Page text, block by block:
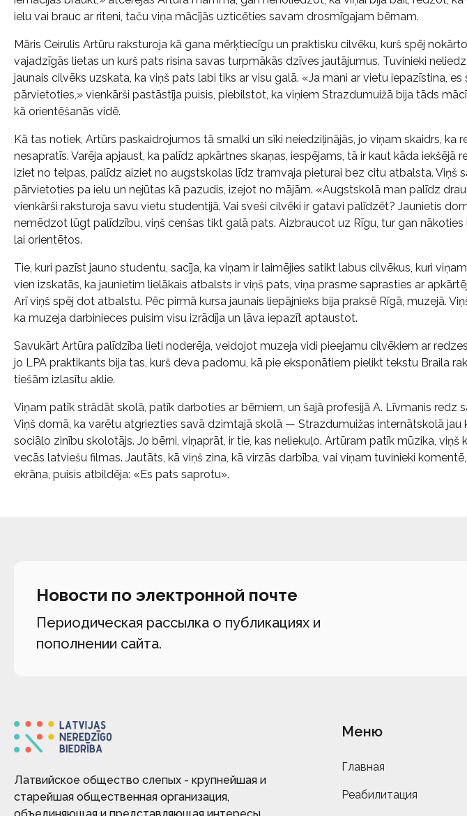
ielu vai brauc ar riteni, taču viņa mācījās uzticēties savam drosmīgajam bērnam.
Māris Ceirulis Artūru raksturoja kā gana mērķtiecīgu un praktisku cilvēku, kurš spēj
vajadzīgās lietas un kurš pats risina savas turpmākās dzīves jautājumus. Tuvinieki
jaunais cilvēks uzskata, ka viņš pats labi tiks ar visu galā. «Ja mani ar vietu iepazīstina, es
pārvietoties,» vienkārši pastāstīja puisis, piebilstot, ka viņiem Strazdumuižā bija tāds
kā orientēšanās vidē.
Kā tas notiek, Artūrs paskaidrojumos tā smalki un sīki neiedziļinājās, jo viņam skaidrs, ka
nesapratīs. Varēja apjaust, ka palīdz apkārtnes skaņas, iespējams, tā ir kaut kāda iekšējā
iziet no telpas, palīdz aiziet no augstskolas līdz tramvaja pieturai bez citu atbalsta. Viņš
pārvietoties pa ielu un nejūtas kā pazudis, izejot no mājām. «Augstskolā man palīdz
vienkārši raksturoja savu vietu studentijā. Vai sveši cilvēki ir gatavi palīdzēt? Jaunietis
nemēdzot lūgt palīdzību, viņš cenšas tikt galā pats. Aizbraucot uz Rīgu, tur gan
lai orientētos.
Tie, kuri pazīst jauno studentu, sacīja, ka viņam ir laimējies satikt labus cilvēkus, kuri
vien izskatās, ka jaunietim lielākais atbalsts ir viņš pats, viņa prasme saprasties ar
Arī viņš spēj dot atbalstu. Pēc pirmā kursa jaunais liepājnieks bija praksē Rīgā, muzejā.
ka muzeja darbinieces puisim visu izrādīja un ļāva iepazīt aptaustot.
Savukārt Artūra palīdzība lieti noderēja, veidojot muzeja vidi pieejamu cilvēkiem ar
jo LPA praktikants bija tas, kurš deva padomu, kā pie eksponātiem pielikt tekstu Braila
tiešām izlasītu aklie.
Viņam patīk strādāt skolā, patīk darboties ar bērniem, un šajā profesijā A. Līvmanis redz
Viņš domā, ka varētu atgriezties savā dzimtajā skolā — Strazdumuižas internātskolā jau
sociālo zinību skolotājs. Jo bērni, viņaprāt, ir tie, kas neliekuļo. Artūram patīk mūzika, viņš
vecās latviešu filmas. Jautāts, kā viņš zina, kā virzās darbība, vai viņam tuvinieki
ekrāna, puisis atbildēja: «Es pats saprotu».
Новости по электронной почте
Периодическая рассылка о публикациях и
пополнении сайта.
Латвийское общество слепых - крупнейшая и
старейшая общественная организация,
Меню
Главная
Реабилитация